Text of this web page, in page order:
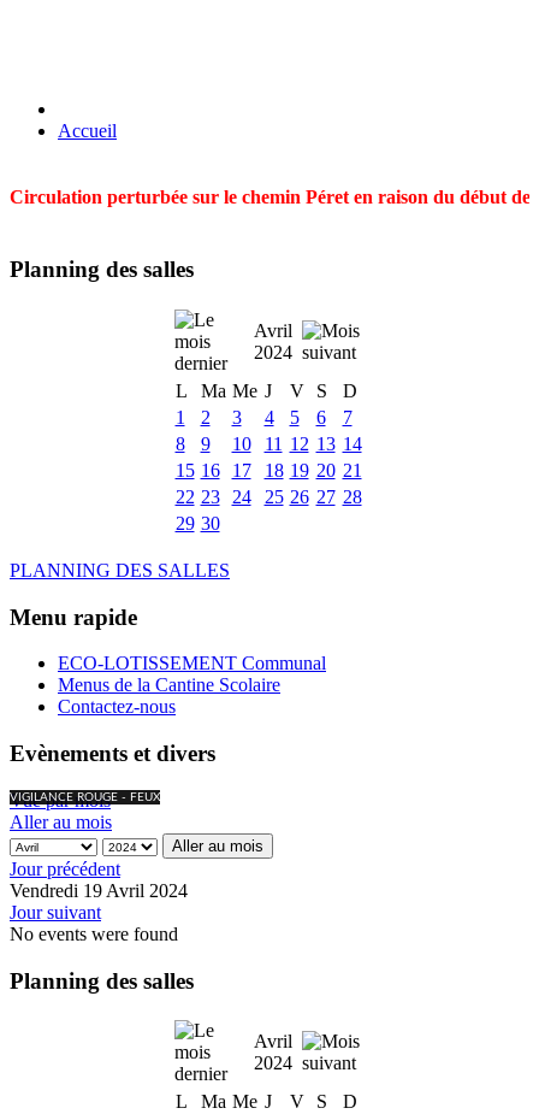
Accueil
Circulation perturbée sur le chemin Péret en raison du début
Planning des salles
Avril
2024
L
Ma Me J V S
D
1
2 3 4 5 6
7
8
9 10 11 12 13 14
15 16 17 18 19 20 21
22 23 24 25 26 27 28
29 30
PLANNING DES SALLES
Menu rapide
ECO-LOTISSEMENT Communal
Menus de la Cantine Scolaire
Contactez-nous
Evènements et divers
VIGILANCE ROUGE - FEUX
Vue par mois
Aller au mois
Aller au mois
Jour précédent
Vendredi 19 Avril 2024
Jour suivant
No events were found
Planning des salles
Avril
2024
L
Ma Me J V S
D